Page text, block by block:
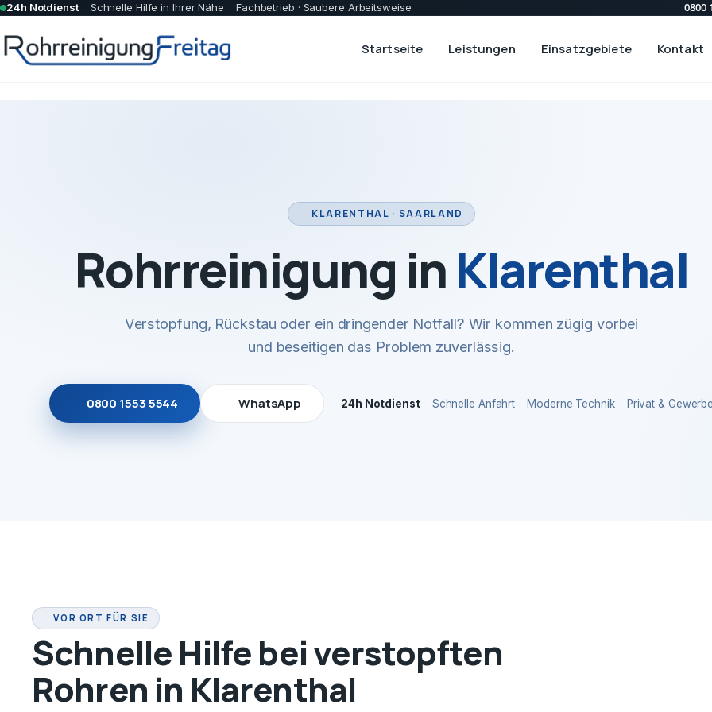
24h Notdienst Schnelle Hilfe in Ihrer Nähe Fachbetrieb · Saubere Arbeitsweise 0800
Startseite Leistungen Einsatzgebiete Kontakt
KLARENTHAL · SAARLAND
Rohrreinigung inKlarenthal
Verstopfung, Rückstau oder ein dringender Notfall? Wir kommen zügig vorbei
und beseitigen das Problem zuverlässig.
0800 1553 5544 WhatsApp 24h Notdienst Schnelle Anfahrt Moderne Technik Privat &
VOR ORT FÜR SIE
Schnelle Hilfe bei verstopften
Rohren in Klarenthal